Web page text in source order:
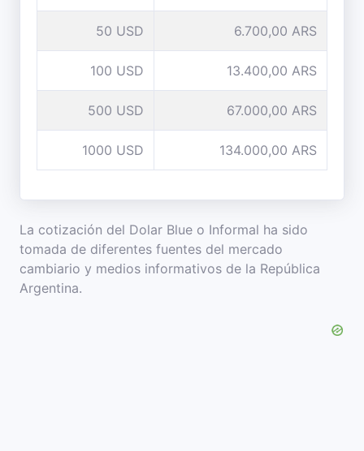
50 USD 6.700,00 ARS
100 USD 13.400,00 ARS
500 USD 67.000,00 ARS
1000 USD 134.000,00 ARS
La cotización del Dolar Blue o Informal ha sido
tomada de diferentes fuentes del mercado
cambiario y medios informativos de la República
Argentina.